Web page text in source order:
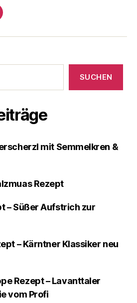
SUCHEN
mit Semmelkren &
Rezept
– Süßer Aufstrich zur
– Kärntner Klassiker neu
Rezept – Lavanttaler
vom Profi